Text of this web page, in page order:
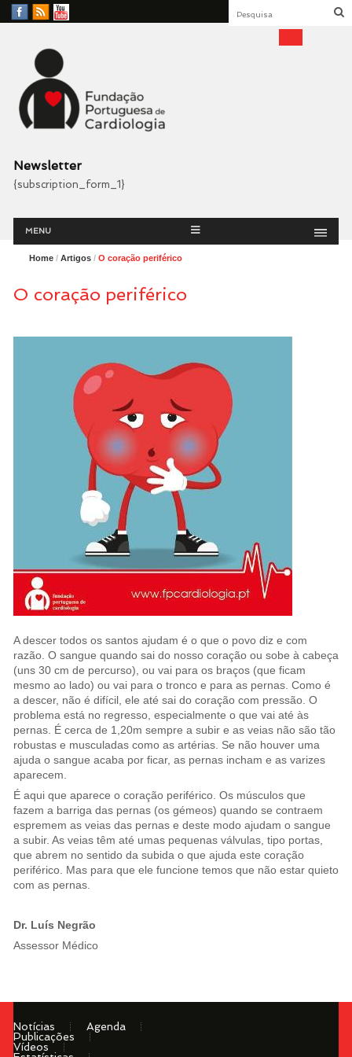
Facebook
RSS
YouTube
Fundação Portuguesa
Cardiologia
Newsletter
{subscription_form_1}
Menu
MENU
Home/ Artigos/ O coração periférico
O coração periférico
A descer todos os santos ajudam é o que o povo diz e com
razão. O sangue quando sai do nosso coração ou sobe à cabeça
(uns 30 cm de percurso), ou vai para os braços (que ficam
mesmo ao lado) ou vai para o tronco e para as pernas. Como é
a descer, não é difícil, ele até sai do coração com pressão. O
problema está no regresso, especialmente o que vai até às
pernas. É cerca de 1,20m sempre a subir e as veias não são tão
robustas e musculadas como as artérias. Se não houver uma
ajuda o sangue acaba por ficar, as pernas incham e as varizes
aparecem.
É aqui que aparece o coração periférico. Os músculos que
fazem a barriga das pernas (os gémeos) quando se contraem
espremem as veias das pernas e deste modo ajudam o sangue
a subir. As veias têm até umas pequenas válvulas, tipo portas,
que abrem no sentido da subida o que ajuda este coração
periférico. Mas para que ele funcione temos que não estar quieto
com as pernas.
Dr. Luís Negrão
Assessor Médico
Notícias
Agenda
Publicações
Vídeos